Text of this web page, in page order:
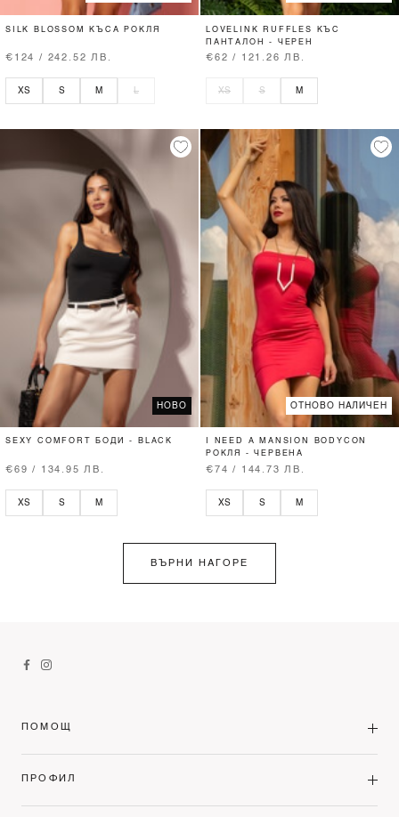
SILK BLOSSOM КЪСА РОКЛЯ
€124 / 242.52 ЛВ.
XS S M L
LOVELINK RUFFLES КЪС
ПАНТАЛОН - ЧЕРЕН
€62 / 121.26 ЛВ.
XS S M
НОВО
SEXY COMFORT БОДИ - BLACK
€69 / 134.95 ЛВ.
XS S M
ОТНОВО НАЛИЧЕН
I NEED A MANSION BODYCON
РОКЛЯ - ЧЕРВЕНА
€74 / 144.73 ЛВ.
XS S M
ВЪРНИ НАГОРЕ
ПОМОЩ
ПРОФИЛ